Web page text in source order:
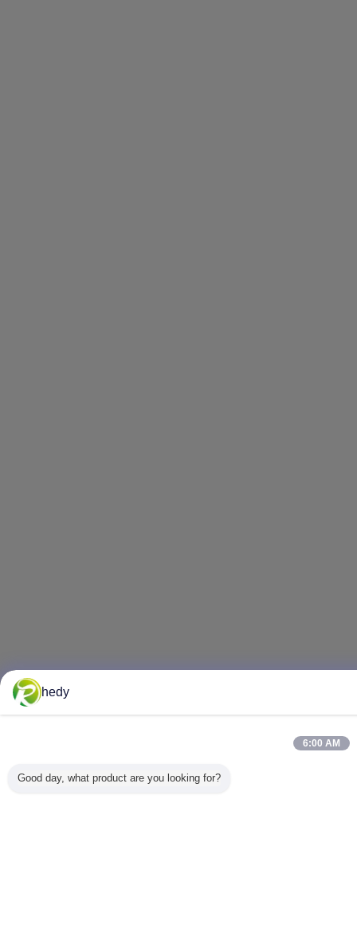
hedy
6:00 AM
Good day, what product are you looking for?